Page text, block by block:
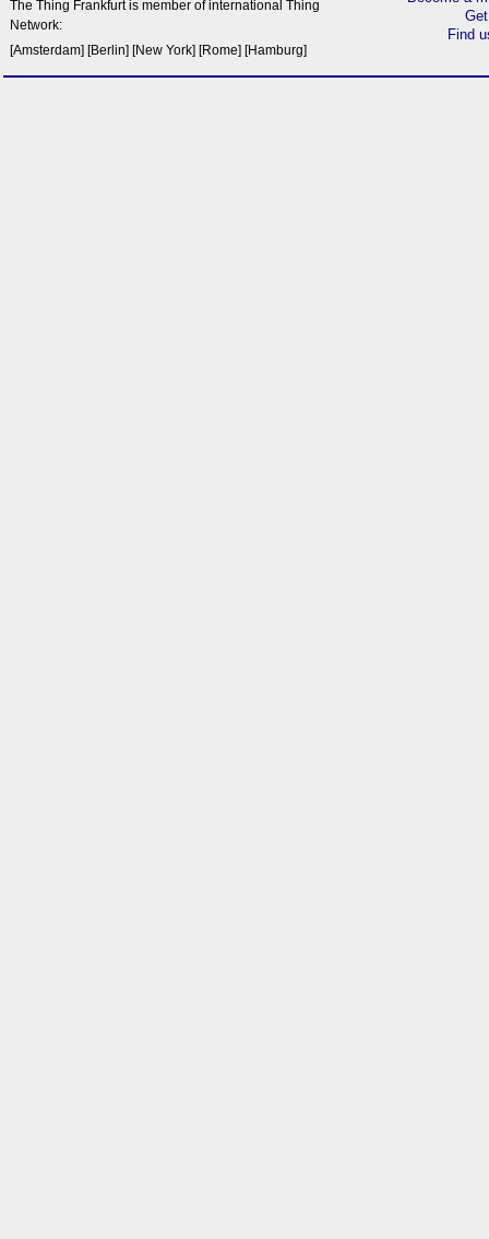
The Thing Frankfurt is member of international Thing
Network:
[Amsterdam] [Berlin] [New York] [Rome] [Hamburg]
Find